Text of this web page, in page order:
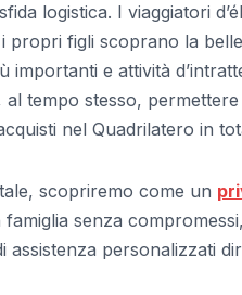
logistica. I viaggiatori
propri figli scoprano la
importanti e attività
tempo stesso,
nel Quadrilatero in
scopriremo come un
senza
assistenza personalizzati